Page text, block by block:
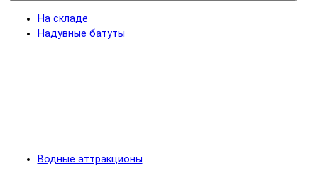
На складе
Надувные батуты
Водные аттракционы